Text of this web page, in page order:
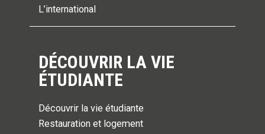
L’international
DÉCOUVRIR LA VIE
ÉTUDIANTE
Découvrir la vie étudiante
Restauration et logement